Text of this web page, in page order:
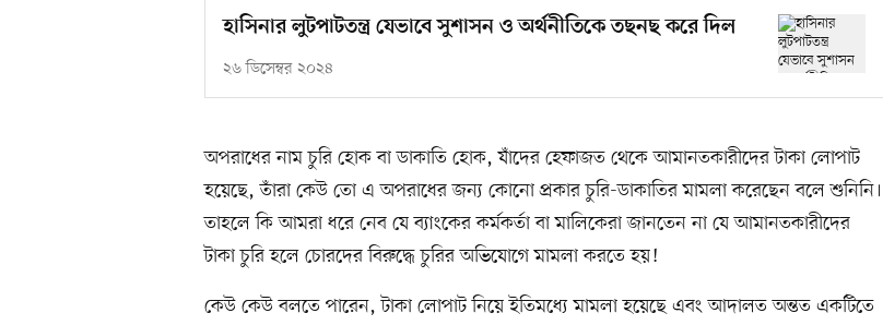
হাসিনার লুটপাটতন্ত্র যেভাবে সুশাসন ও অর্থনীতিকে তছনছ করে দিল
২৬ ডিসেম্বর ২০২৪
অপরাধের নাম চুরি হোক বা ডাকাতি হোক, যাঁদের হেফাজত থেকে আমানতকারীদের টাকা লোপাট
হয়েছে, তাঁরা কেউ তো এ অপরাধের জন্য কোনো প্রকার চুরি-ডাকাতির মামলা করেছেন বলে শুনিনি।
তাহলে কি আমরা ধরে নেব যে ব্যাংকের কর্মকর্তা বা মালিকেরা জানতেন না যে আমানতকারীদের
টাকা চুরি হলে চোরদের বিরুদ্ধে চুরির অভিযোগে মামলা করতে হয়!
কেউ কেউ বলতে পারেন, টাকা লোপাট নিয়ে ইতিমধ্যে মামলা হয়েছে এবং আদালত অন্তত একটিতে